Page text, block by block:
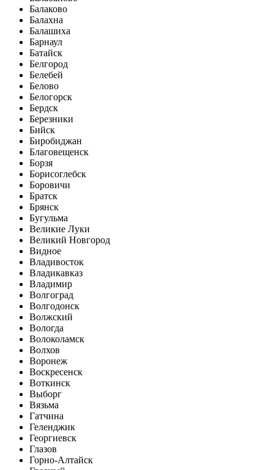
Балаково
Балахна
Балашиха
Барнаул
Батайск
Белгород
Белебей
Белово
Белогорск
Бердск
Березники
Бийск
Биробиджан
Благовещенск
Борзя
Борисоглебск
Боровичи
Братск
Брянск
Бугульма
Великие Луки
Великий Новгород
Видное
Владивосток
Владикавказ
Владимир
Волгоград
Волгодонск
Волжский
Вологда
Волоколамск
Волхов
Воронеж
Воскресенск
Воткинск
Выборг
Вязьма
Гатчина
Геленджик
Георгиевск
Глазов
Горно-Алтайск